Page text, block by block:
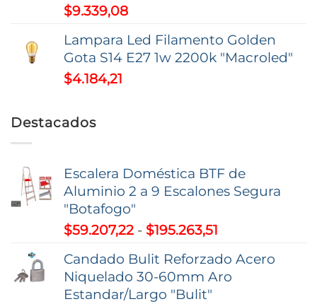
$52.585,26
$9.339,08
Lampara Led Filamento Golden
Gota S14 E27 1w 2200k "Macroled"
$4.184,21
Destacados
Escalera Doméstica BTF de
Aluminio 2 a 9 Escalones Segura
"Botafogo"
$59.207,22 - $195.263,51
precios:
desde
Candado Bulit Reforzado Acero
Niquelado 30-60mm Aro
Estandar/Largo "Bulit"